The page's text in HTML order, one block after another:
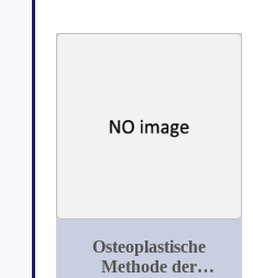
Osteoplastische
Methode der